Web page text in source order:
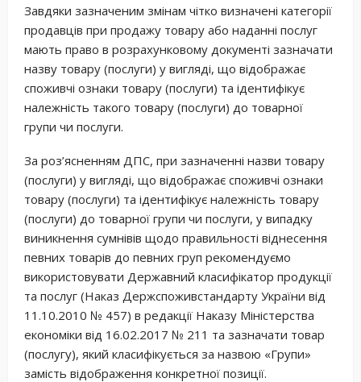
Завдяки зазначеним змінам чітко визначені категорії
продавців при продажу товару або наданні послуг
мають право в розрахунковому документі зазначати
назву товару (послуги) у вигляді, що відображає
споживчі ознаки товару (послуги) та ідентифікує
належність такого товару (послуги) до товарної
групи чи послуги.
За роз’ясненням ДПС, при зазначенні назви товару
(послуги) у вигляді, що відображає споживчі ознаки
товару (послуги) та ідентифікує належність товару
(послуги) до товарної групи чи послуги, у випадку
виникнення сумнівів щодо правильності віднесення
певних товарів до певних груп рекомендуємо
використовувати Державний класифікатор продукції
та послуг (Наказ Держспоживстандарту України від
11.10.2010 № 457) в редакції Наказу Міністерства
економіки від 16.02.2017 № 211 та зазначати товар
(послугу), який класифікується за назвою «Групи»
замість відображення конкретної позиції.